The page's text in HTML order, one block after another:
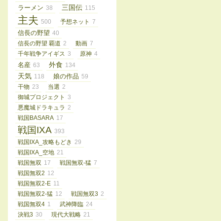
ラーメン 38 三国伝 115
主夫 500 予想ネット 7
信長の野望 40
信長の野望 覇道 2 動画 7
千年戦争アイギス 3 原神 4
名産 63 外食 134
天気 118 娘の作品 59
干物 23 当選 2
御城プロジェクト 3
悪魔城ドラキュラ 2
戦国BASARA 17
戦国IXA 393
戦国IXA_攻略もどき 29
戦国IXA_空地 21
戦国無双 17 戦国無双-猛 7
戦国無双2 12
戦国無双2-E 11
戦国無双2-猛 12 戦国無双3 2
戦国無双4 1 武神降臨 24
決戦3 30 現代大戦略 21